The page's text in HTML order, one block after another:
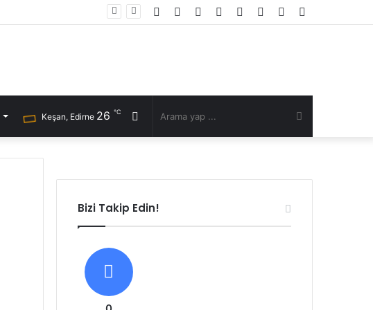
Rastgele
Kayıt
RSS
Instagram
YouTube
Twitter
Facebook
Arama
Rastgele
Keşan, Edirne 26 ℃
Bizi Takip Edin!